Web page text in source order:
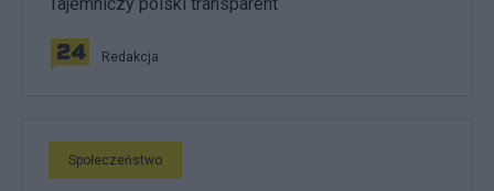
Redakcja
Społeczeństwo